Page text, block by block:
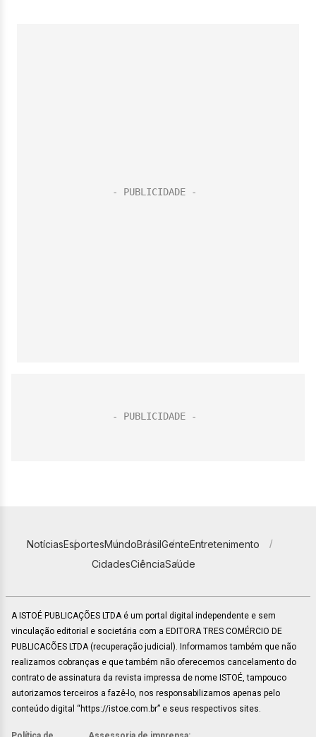
NotíciasEsportesMundoBrasilGenteEntretenimento
CidadesCiênciaSaúde
A ISTOÉ PUBLICAÇÕES LTDA é um portal digital independente e sem
vinculação editorial e societária com a EDITORA TRES COMÉRCIO DE
PUBLICACÕES LTDA (recuperação judicial). Informamos também que não
realizamos cobranças e que também não oferecemos cancelamento do
contrato de assinatura da revista impressa de nome ISTOÉ, tampouco
autorizamos terceiros a fazê-lo, nos responsabilizamos apenas pelo
conteúdo digital “https://istoe.com.br” e seus respectivos sites.